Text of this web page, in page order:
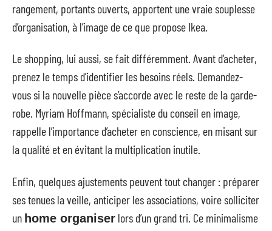
rangement, portants ouverts, apportent une vraie souplesse
d’organisation, à l’image de ce que propose Ikea.
Le shopping, lui aussi, se fait différemment. Avant d’acheter,
prenez le temps d’identifier les besoins réels. Demandez-
vous si la nouvelle pièce s’accorde avec le reste de la garde-
robe. Myriam Hoffmann, spécialiste du conseil en image,
rappelle l’importance d’acheter en conscience, en misant sur
la qualité et en évitant la multiplication inutile.
Enfin, quelques ajustements peuvent tout changer : préparer
ses tenues la veille, anticiper les associations, voire solliciter
un home organiser lors d’un grand tri. Ce minimalisme